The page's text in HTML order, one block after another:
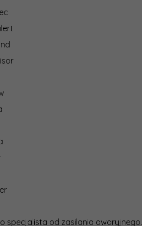
specjalista od zasilania awaryjnego.